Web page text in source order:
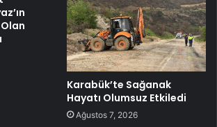
Karabük’te Sağanak
Hayatı Olumsuz Etkiledi
Ağustos 7, 2026